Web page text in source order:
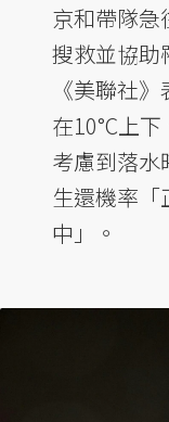
京和帶隊急
搜救並協助
《美聯社
在10°C上
考慮到落水
生還機率
中」。